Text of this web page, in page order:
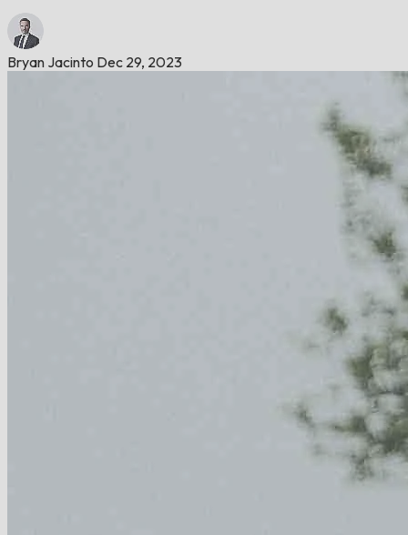
Bryan Jacinto Dec 29, 2023